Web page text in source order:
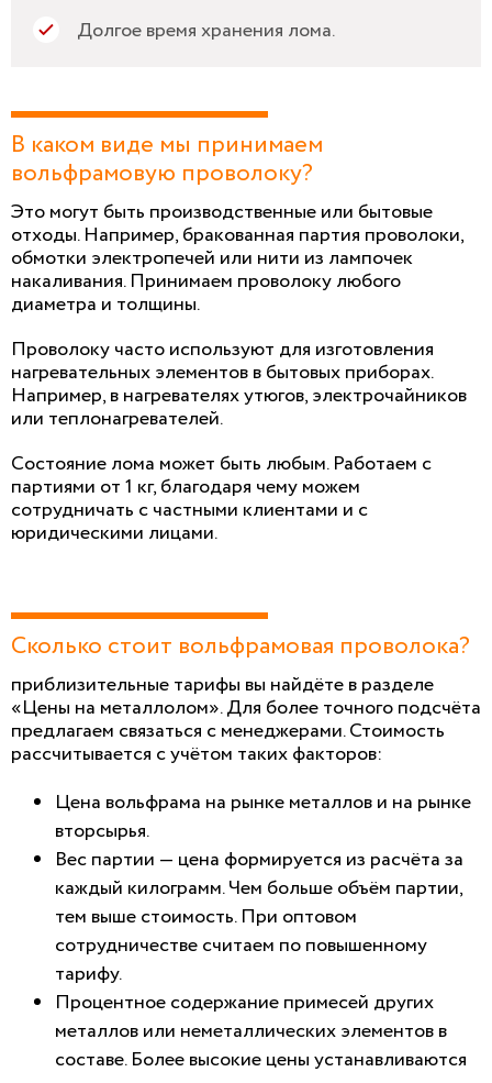
Долгое время хранения лома.
В каком виде мы принимаем
вольфрамовую проволоку?
Это могут быть производственные или бытовые
отходы. Например, бракованная партия проволоки,
обмотки электропечей или нити из лампочек
накаливания. Принимаем проволоку любого
диаметра и толщины.
Проволоку часто используют для изготовления
нагревательных элементов в бытовых приборах.
Например, в нагревателях утюгов, электрочайников
или теплонагревателей.
Состояние лома может быть любым. Работаем с
партиями от 1 кг, благодаря чему можем
сотрудничать с частными клиентами и с
юридическими лицами.
Сколько стоит вольфрамовая проволока?
приблизительные тарифы вы найдёте в разделе
«Цены на металлолом». Для более точного подсчёта
предлагаем связаться с менеджерами. Стоимость
рассчитывается с учётом таких факторов:
Цена вольфрама на рынке металлов и на рынке
вторсырья.
Вес партии — цена формируется из расчёта за
каждый килограмм. Чем больше объём партии,
тем выше стоимость. При оптовом
сотрудничестве считаем по повышенному
тарифу.
Процентное содержание примесей других
металлов или неметаллических элементов в
составе. Более высокие цены устанавливаются